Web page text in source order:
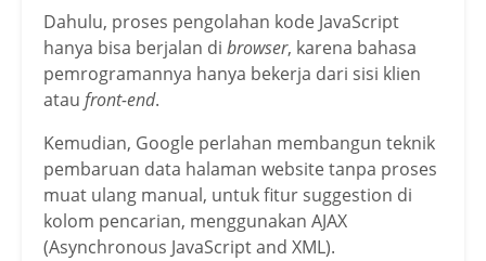
Dahulu, proses pengolahan kode JavaScript
hanya bisa berjalan di browser, karena bahasa
pemrogramannya hanya bekerja dari sisi klien
atau front-end.
Kemudian, Google perlahan membangun teknik
pembaruan data halaman website tanpa proses
muat ulang manual, untuk fitur suggestion di
kolom pencarian, menggunakan AJAX
(Asynchronous JavaScript and XML).